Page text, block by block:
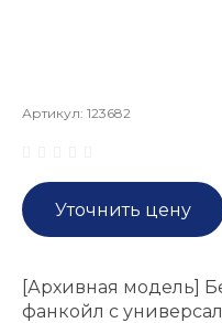
Артикул: 123682
Уточнить цену
[Архивная модель]
фанкойл с